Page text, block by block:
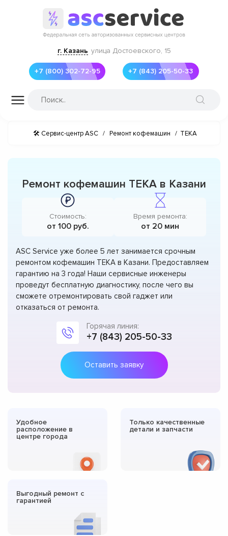
г. Казань улица Достоевского, 15
+7 (800) 302-72-95 +7 (843) 205-50-33
🛠 Сервис-центр ASC / Ремонт кофемашин / TEKA
Ремонт кофемашин TEKA в Казани
Стоимость:
от 100 руб.
Время ремонта:
от 20 мин
ASC Service уже более 5 лет занимается срочным
ремонтом кофемашин TEKA в Казани. Предоставляем
гарантию на 3 года! Наши сервисные инженеры
проведут бесплатную диагностику, после чего вы
сможете отремонтировать свой гаджет или
отказаться от ремонта.
Горячая линия:
+7 (843) 205-50-33
Оставить заявку
Удобное
расположение в
центре города
Только качественные
детали и запчасти
Выгодный ремонт с
гарантией